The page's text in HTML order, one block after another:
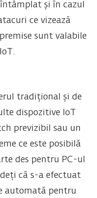
și în cazul
ce vizează
sunt valabile
tradițional și de
dispozitive IoT
previzibil sau un
ce este posibilă
des pentru PC-ul
că s-a efectuat
automată pentru